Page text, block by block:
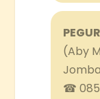
(Aby
☎